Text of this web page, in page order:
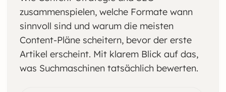
zusammenspielen, welche Formate wann
sinnvoll sind und warum die meisten
Content-Pläne scheitern, bevor der erste
Artikel erscheint. Mit klarem Blick auf das,
was Suchmaschinen tatsächlich bewerten.